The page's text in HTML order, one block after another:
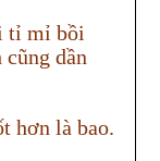
tỉ mỉ bồi
dần
hơn là bao.